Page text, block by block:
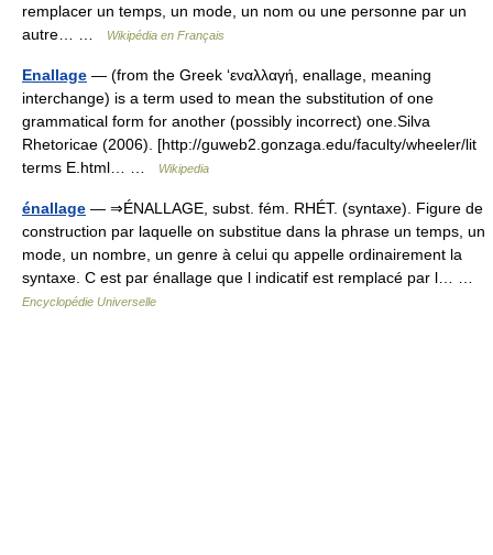
remplacer un temps, un mode, un nom ou une personne par un
autre… …
Wikipédia en Français
Enallage — (from the Greek ‘εναλλαγή, enallage, meaning
interchange) is a term used to mean the substitution of one
grammatical form for another (possibly incorrect) one.Silva
Rhetoricae (2006). [http://guweb2.gonzaga.edu/faculty/wheeler/lit
terms E.html… …
Wikipedia
énallage — ⇒ÉNALLAGE, subst. fém. RHÉT. (syntaxe). Figure de
construction par laquelle on substitue dans la phrase un temps, un
mode, un nombre, un genre à celui qu appelle ordinairement la
syntaxe. C est par énallage que l indicatif est remplacé par l… …
Encyclopédie Universelle